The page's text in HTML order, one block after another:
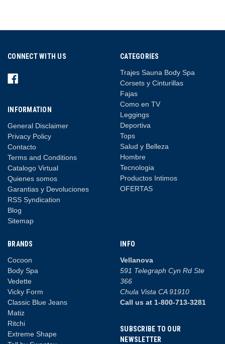
CONNECT WITH US
INFORMATION
General Disclaimer
Privacy Policy
Contacto
Terms and Conditions
Catalogo Virtual
Quienes somos
Garantias y Devoluciones
RSS Syndication
Blog
Sitemap
CATEGORIES
Trajes Sauna Body Spa
Corsets y Cinturillas
Fajas
Como en TV
Leggings
Deportiva
Tops
Salud y Belleza
Hombre
Tecnologia
Productos Intimos
OFERTAS
BRANDS
Cocoon
Body Spa
Vedette
Vicky Form
Classic Blue Jeans
Matiz
Ritchi
Extreme Shape
INFO
Vellanova
591 Telegraph Cyn Rd Ste
366
Chula Vista CA 91910
Call us at 1-800-713-3281
SUBSCRIBE TO OUR
NEWSLETTER